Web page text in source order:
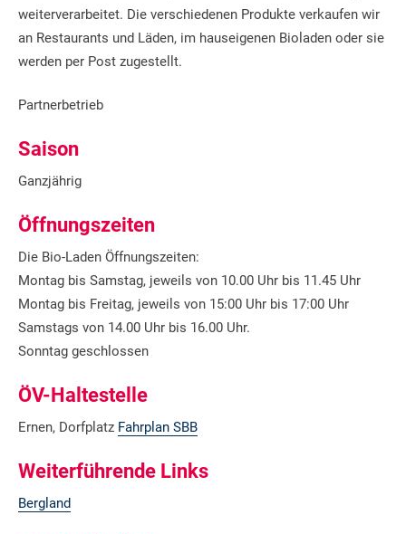
weiterverarbeitet. Die verschiedenen Produkte verkaufen wir
an Restaurants und Läden, im hauseigenen Bioladen oder sie
werden per Post zugestellt.
Partnerbetrieb
Saison
Ganzjährig
Öffnungszeiten
Die Bio-Laden Öffnungszeiten:
Montag bis Samstag, jeweils von 10.00 Uhr bis 11.45 Uhr
Montag bis Freitag, jeweils von 15:00 Uhr bis 17:00 Uhr
Samstags von 14.00 Uhr bis 16.00 Uhr.
Sonntag geschlossen
ÖV-Haltestelle
Ernen, Dorfplatz Fahrplan SBB
Weiterführende Links
Bergland